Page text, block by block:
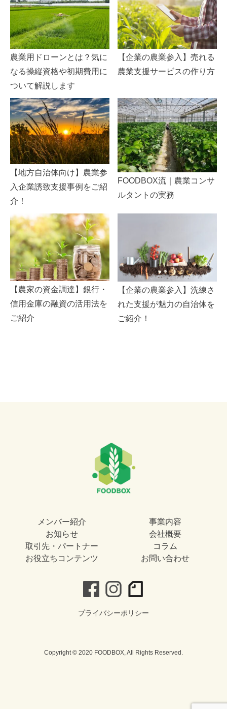
農業用ドローンとは？気に
なる操縦資格や初期費用に
ついて解説します
【企業の農業参入】売れる
農業支援サービスの作り方
【地方自治体向け】農業参
入企業誘致支援事例をご紹
介！
FOODBOX流｜農業コンサ
ルタントの実務
【農家の資金調達】銀行・
信用金庫の融資の活用法を
ご紹介
【企業の農業参入】洗練さ
れた支援が魅力の自治体を
ご紹介！
メンバー紹介
事業内容
お知らせ
会社概要
取引先・パートナー
コラム
お役立ちコンテンツ
お問い合わせ
プライバシーポリシー
Copyright © 2020 FOODBOX, All Rights Reserved.